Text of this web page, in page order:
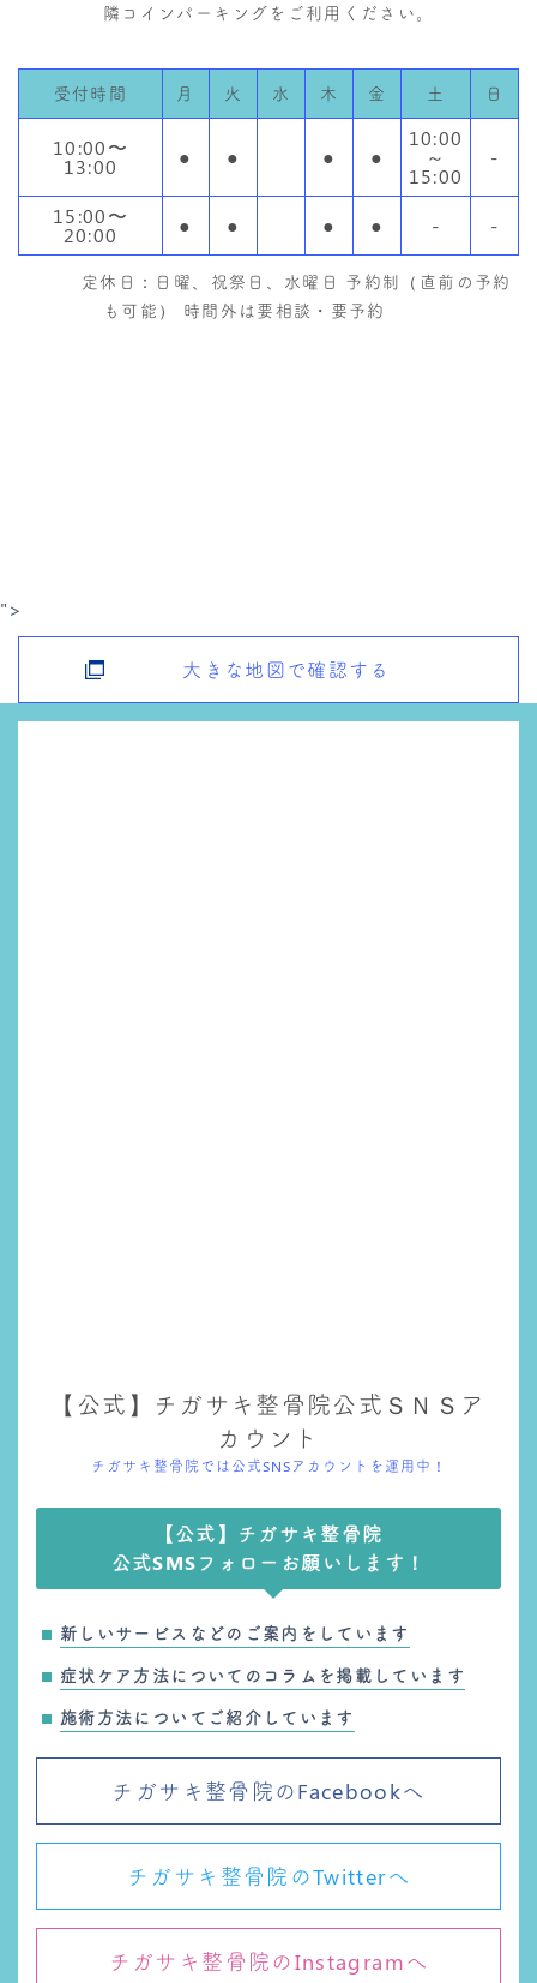
隣コインパーキングをご利用ください。
受付時間 月 火 水 木 金 土 日
10:00〜
13:00 ● ● ● ●
10:00
～
15:00
-
15:00〜
20:00 ● ● ● ● - -
定休日：日曜、祝祭日、水曜日 予約制（直前の予約
も可能） 時間外は要相談・要予約
">
大きな地図で確認する
【公式】チガサキ整骨院公式ＳＮＳア
カウント
チガサキ整骨院では公式SNSアカウントを運用中！
【公式】チガサキ整骨院
公式SMSフォローお願いします！
新しいサービスなどのご案内をしています
症状ケア方法についてのコラムを掲載しています
施術方法についてご紹介しています
チガサキ整骨院のFacebookへ
チガサキ整骨院のTwitterへ
チガサキ整骨院のInstagramへ